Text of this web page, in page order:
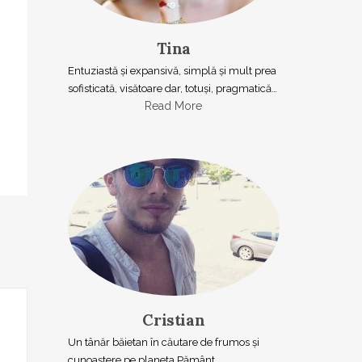
Tina
Entuziastă şi expansivă, simplă şi mult prea
sofisticată, visătoare dar, totuşi, pragmatică…
Read More
Cristian
Un tânăr băietan în căutare de frumos și